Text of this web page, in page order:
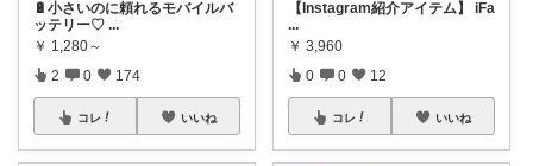
🔋小さいのに頼れるモバイルバ
ッテリー♡ ...
￥ 1,280～
2 0 174
コレ いいね
【Instagram紹介アイテム】 iFa
...
￥ 3,960
0 0 12
コレ いいね